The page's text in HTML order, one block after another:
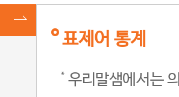
표제어 통계
우리말샘에서는